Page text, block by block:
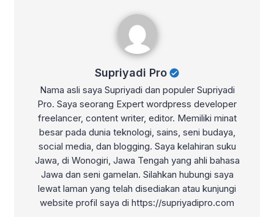
Supriyadi Pro
Nama asli saya Supriyadi dan populer Supriyadi
Pro. Saya seorang Expert wordpress developer
freelancer, content writer, editor. Memiliki minat
besar pada dunia teknologi, sains, seni budaya,
social media, dan blogging. Saya kelahiran suku
Jawa, di Wonogiri, Jawa Tengah yang ahli bahasa
Jawa dan seni gamelan. Silahkan hubungi saya
lewat laman yang telah disediakan atau kunjungi
website profil saya di https://supriyadipro.com